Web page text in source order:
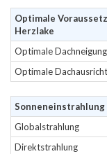
Optimale
Herzlake
Optimale Dachneigung
Optimale
Sonneneinstrahlung
Globalstrahlung
Direktstrahlung